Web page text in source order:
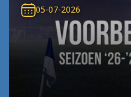
05-07-2026